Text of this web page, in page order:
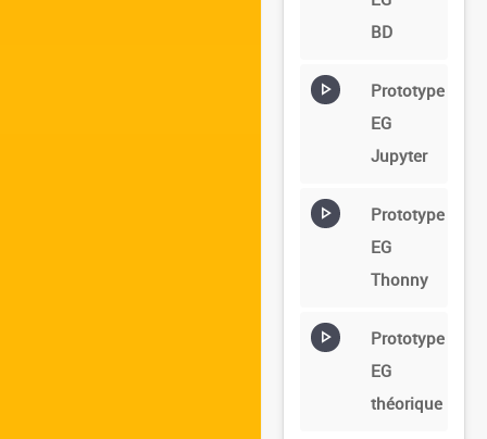
BD
Prototype
EG
Jupyter
Prototype
EG
Thonny
Prototype
EG
théorique